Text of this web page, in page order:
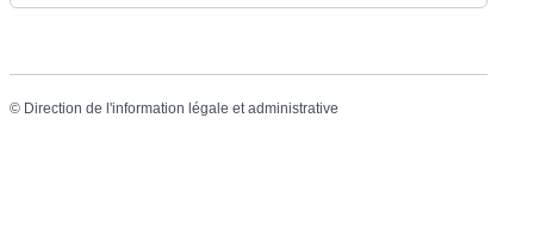
© Direction de l'information légale et administrative